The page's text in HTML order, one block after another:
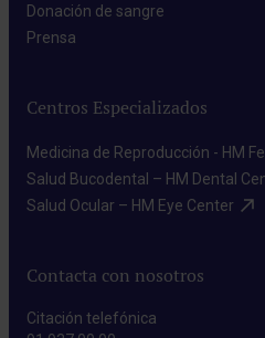
Donación de sangre​
Prensa​
Centros Especializados
Medicina de Reproducción - HM
Salud Bucodental – HM Dental
Salud Ocular – HM Eye Center​
Contacta con nosotros
Citación telefónica